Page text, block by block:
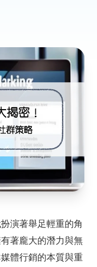
演著舉足輕重的角
著龐大的潛力與無
體行銷的本質與重